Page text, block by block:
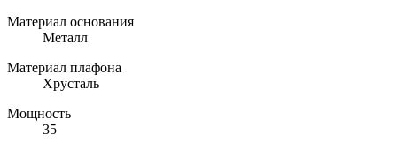
Материал основания
Металл
Материал плафона
Хрусталь
Мощность
35